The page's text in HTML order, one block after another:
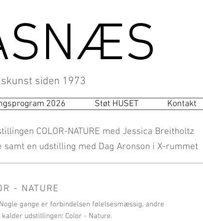
siden 1973
2026 Støt HUSET Kontakt
COLOR-NATURE med Jessica Breitholtz
en udstilling med Dag Aronson i X-rummet
- NATURE
gange er forbindelsen følelsesmæssig, andre
udstillingen: Color - Nature.